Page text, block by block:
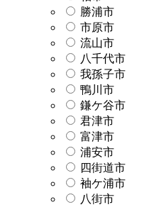
勝浦市
市原市
流山市
八千代市
我孫子市
鴨川市
鎌ケ谷市
君津市
富津市
浦安市
四街道市
袖ケ浦市
八街市